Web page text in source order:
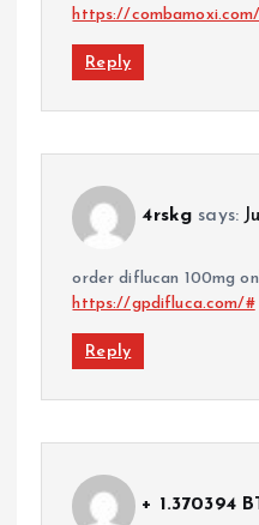
https://combamoxi.com/
Reply
4rskg says:
order diflucan 100mg
https://gpdifluca.com/#
Reply
+ 1.370394